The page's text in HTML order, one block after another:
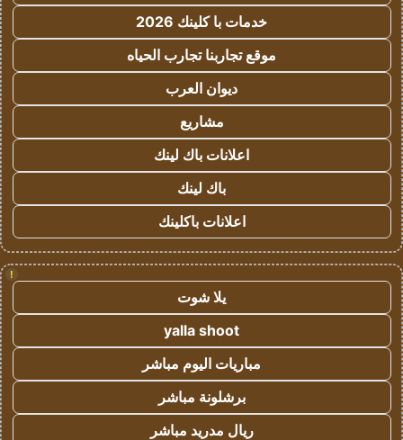
خدمات با كلينك 2026
موقع تجاربنا تجارب الحياه
ديوان العرب
مشاريع
اعلانات باك لينك
باك لينك
اعلانات باكلينك
!
يلا شوت
yalla shoot
مباريات اليوم مباشر
برشلونة مباشر
ريال مدريد مباشر